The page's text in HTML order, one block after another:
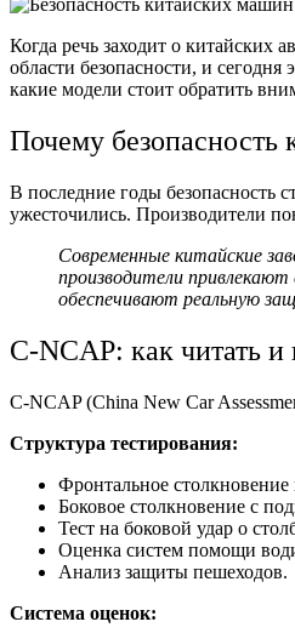
Когда речь заходит о
области безопасности, и
какие модели стоит обратить
Почему безопасность
В последние годы безопасность
ужесточились. Производители
Современные китайские
производители
обеспечивают реальную
C-NCAP: как читать и
C-NCAP (China New Car
Структура тестирования:
Фронтальное столкновение
Боковое столкновение с
Тест на боковой удар о
Оценка систем помощи
Анализ защиты пешеходов.
Система оценок: